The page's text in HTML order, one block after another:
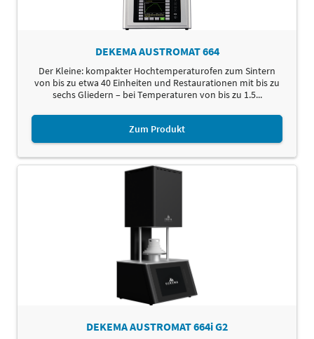
DEKEMA AUSTROMAT 664
Der Kleine: kompakter Hochtemperaturofen zum Sintern
von bis zu etwa 40 Einheiten und Restaurationen mit bis zu
sechs Gliedern – bei Temperaturen von bis zu 1.5...
Zum Produkt
DEKEMA AUSTROMAT 664i G2